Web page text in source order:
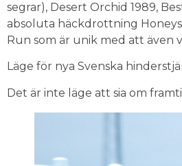
segrar), Desert Orchid 1989,
absoluta häckdrottning
Run som är unik med att även
Läge för nya Svenska
Det är inte läge att sia om